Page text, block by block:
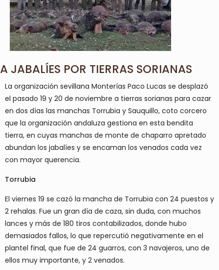
A JABALÍES POR TIERRAS SORIANAS
La organización sevillana Monterías Paco Lucas se desplazó
el pasado 19 y 20 de noviembre a tierras sorianas para cazar
en dos días las manchas Torrubia y Sauquillo, coto corcero
que la organización andaluza gestiona en esta bendita
tierra, en cuyas manchas de monte de chaparro apretado
abundan los jabalíes y se encaman los venados cada vez
con mayor querencia.
Torrubia
El viernes 19 se cazó la mancha de Torrubia con 24 puestos y
2 rehalas. Fue un gran día de caza, sin duda, con muchos
lances y más de 180 tiros contabilizados, donde hubo
demasiados fallos, lo que repercutió negativamente en el
plantel final, que fue de 24 guarros, con 3 navajeros, uno de
ellos muy importante, y 2 venados.